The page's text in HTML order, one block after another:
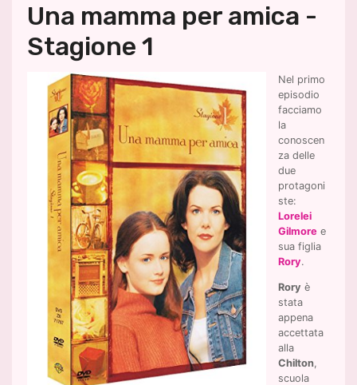
Una mamma per amica -
Stagione 1
Nel primo
episodio
facciamo
la
conoscen
za delle
due
protagoni
ste:
Lorelei
Gilmore e
sua figlia
Rory.
Rory è
stata
appena
accettata
alla
Chilton,
scuola